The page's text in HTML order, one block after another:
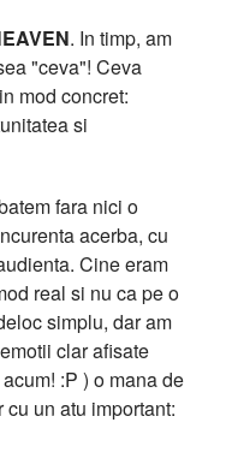
. In timp, am
"ceva"! Ceva
mod concret:
si
fara nici o
acerba, cu
Cine eram
real si nu ca pe o
simplu, dar am
clar afisate
:P ) o mana de
un atu important: